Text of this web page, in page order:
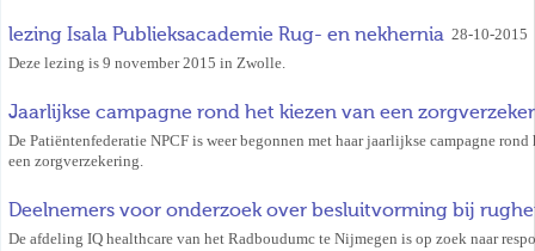
lezing Isala Publieksacademie Rug- en nekhernia 28-10-2015
Deze lezing is 9 november 2015 in Zwolle.
Jaarlijkse campagne rond het kiezen van een
De Patiëntenfederatie NPCF is weer begonnen met haar jaarlijkse campagne
een zorgverzekering.
Deelnemers voor onderzoek over besluitvorming bij
De afdeling IQ healthcare van het Radboudumc te Nijmegen is op zoek naar